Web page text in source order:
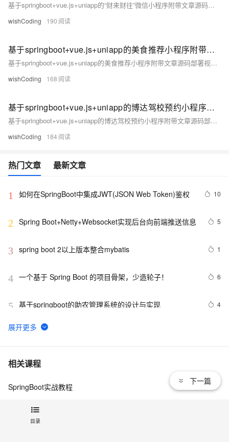
目录
基于springboot+vue.js+uniapp的“财来财往”微信小程序附带文章源码部署视频讲解等
wishCoding 190
基于springboot+vue.js+uniapp的美食推荐小程序附带文章源码部署视频讲解等
基于springboot+vue.js+uniapp的美食推荐小程序附带文章源码部署视频讲解等
wishCoding 168
基于springboot+vue.js+uniapp的博达驾校预约小程序附带文章源码部署视频讲解等
基于springboot+vue.js+uniapp的博达驾校预约小程序附带文章源码部署视频讲解等
wishCoding 184
热门文章 最新文章
1 如何在SpringBoot中集成JWT(JSON Web Token)鉴权 10
2 Spring Boot+Netty+Websocket实现后台向前端推送信息 5
3 spring boot 2以上版本整合mybatis 1
4 6
5 基于springboot的助农管理系统的设计与实现 4
6 spring boot 集成websocket与shiro的坑
7 windows解决SpringBoot启动时：APPLICATION
8 Spring Boot 服务监控，健康检查，线程信息，JVM堆信
9
Spring Boot 启动事件和监听器，太强大了！
相关课程
SpringBoot实战教程
SpringBoot快速掌握 - 核心技术
SpringBoot快速掌握 - 高级应用
下一篇